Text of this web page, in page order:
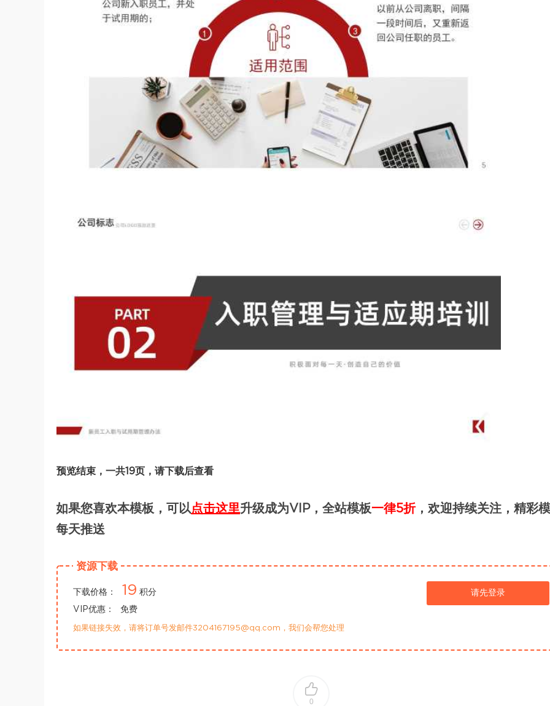
预览结束，一共19页，请下载后查看
如果您喜欢本模板，可以点击这里升级成为VIP，全站模板一律5折，欢迎持续关注，精彩
每天推送
资源下载
下载价格： 19 积分
VIP优惠：
免费
请先登录
如果链接失效，请将订单号发邮件3204167195@qq.com，我们会帮您处理
0